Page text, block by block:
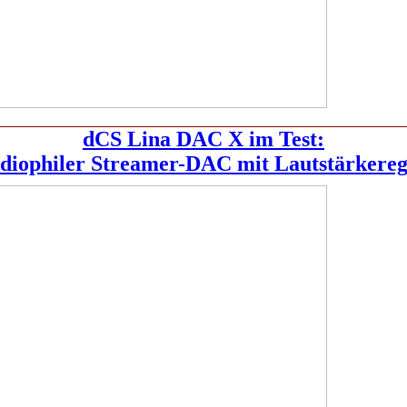
dCS Lina DAC X im Test:
Streamer-DAC mit